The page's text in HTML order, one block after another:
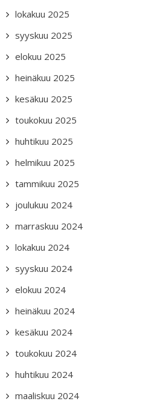
lokakuu 2025
syyskuu 2025
elokuu 2025
heinäkuu 2025
kesäkuu 2025
toukokuu 2025
huhtikuu 2025
helmikuu 2025
tammikuu 2025
joulukuu 2024
marraskuu 2024
lokakuu 2024
syyskuu 2024
elokuu 2024
heinäkuu 2024
kesäkuu 2024
toukokuu 2024
huhtikuu 2024
maaliskuu 2024